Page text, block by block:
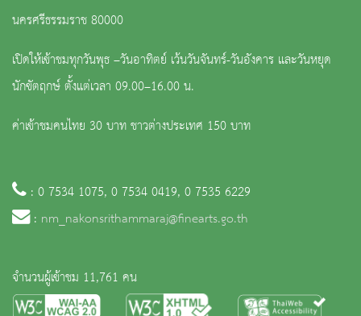
นครศรีธรรมราช 80000
เปิดให้เข้าชมทุกวันพุธ –วันอาทิตย์ เว้นวันจันทร์-วันอังคาร และวันหยุด
นักขัตฤกษ์ ตั้งแต่เวลา 09.00–16.00 น.
ค่าเข้าชมคนไทย 30 บาท ชาวต่างประเทศ 150 บาท
: 0 7534 1075, 0 7534 0419, 0 7535 6229
: nm_nakonsrithammaraj@finearts.go.th
จำนวนผู้เข้าชม 11,761 คน